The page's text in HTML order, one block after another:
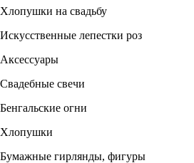
Хлопушки на свадьбу
Искусственные лепестки роз
Аксессуары
Свадебные свечи
Бенгальские огни
Хлопушки
Бумажные гирлянды, фигуры